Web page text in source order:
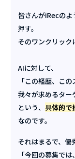
皆さんがiRecのよ
押す。
そのワンクリック
AIに対して、
「この経歴、こ
我々が求めるター
という、 具体的で
なのです。
それはまるで、優
「今回の募集で